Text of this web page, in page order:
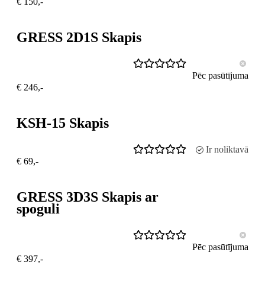
GRESS 2D1S Skapis
Pēc pasūtījuma
€ 246,-
KSH-15 Skapis
Ir noliktavā
€ 69,-
GRESS 3D3S Skapis ar
spoguli
Pēc pasūtījuma
€ 397,-